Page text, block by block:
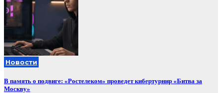
Новости
В память о подвиге: «Ростелеком» проведет кибертурнир «Битва за
Москву»